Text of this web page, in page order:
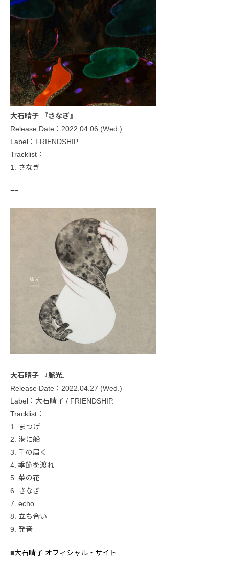
大石晴子 『さなぎ』
Release Date：2022.04.06 (Wed.)
Label：FRIENDSHIP.
Tracklist：
1. さなぎ
==
大石晴子 『脈光』
Release Date：2022.04.27 (Wed.)
Label：大石晴子 / FRIENDSHIP.
Tracklist：
1. まつげ
2. 港に船
3. 手の届く
4. 季節を渡︎れ
5. 菜の花
6. さなぎ
7. echo
8. 立ち合い
9. 発音
■大石晴子 オフィシャル・サイト